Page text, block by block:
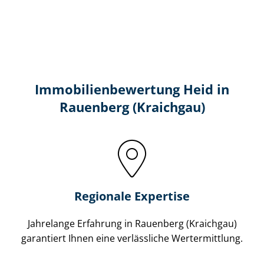
Immobilien­bewertung Heid in
Rauenberg (Kraichgau)
Regionale Expertise
Jahrelange Erfahrung in Rauenberg (Kraichgau)
garantiert Ihnen eine verlässliche Wertermittlung.